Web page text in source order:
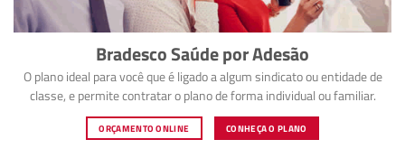
Bradesco Saúde por Adesão
O plano ideal para você que é ligado a algum sindicato ou entidade de
classe, e permite contratar o plano de forma individual ou familiar.
ORÇAMENTO ONLINE CONHEÇA O PLANO